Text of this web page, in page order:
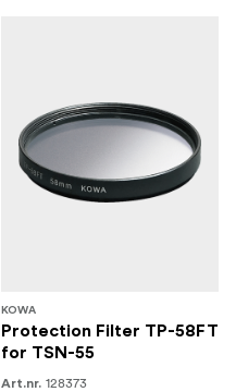
KOWA
Protection Filter TP-58FT
for TSN-55
Art.nr. 128373